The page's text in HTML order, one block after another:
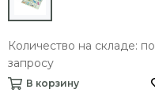
Количество на складе: по
запросу
В корзину